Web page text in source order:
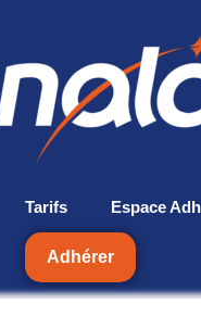
Tarifs Espace
Adhérer